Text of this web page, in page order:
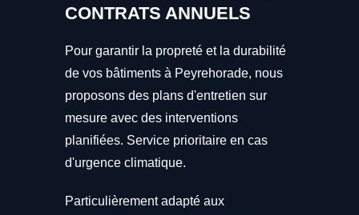
CONTRATS ANNUELS
Pour garantir la propreté et la durabilité
de vos bâtiments à Peyrehorade, nous
proposons des plans d'entretien sur
mesure avec des interventions
planifiées. Service prioritaire en cas
d'urgence climatique.
Particulièrement adapté aux